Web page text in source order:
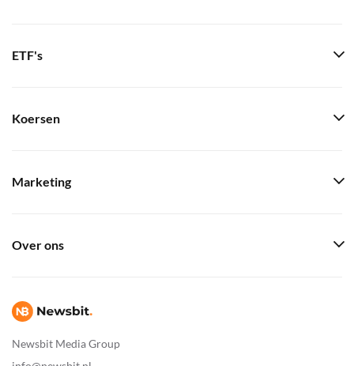
Newsbit Media Group
ETF's
Koersen
Marketing
Over ons